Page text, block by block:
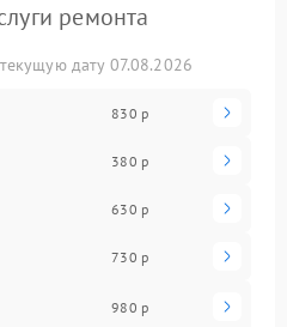
ремонта
дату 07.08.2026
830 р
380 р
630 р
730 р
980 р